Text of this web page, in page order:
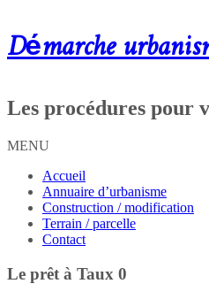
Démarche
Les procédures pour
MENU
Accueil
Annuaire d’urbanisme
Construction / modification
Terrain / parcelle
Contact
Le prêt à Taux 0